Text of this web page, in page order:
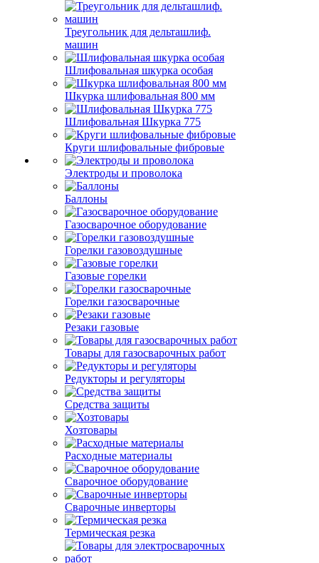
Треугольник для дельташлиф.
машин
Шлифовальная шкурка особая
Шкурка шлифовальная 800 мм
Шлифовальная Шкурка 775
Круги шлифовальные фибровые
Электроды и проволока
Баллоны
Газосварочное оборудование
Горелки газовоздушные
Газовые горелки
Горелки газосварочные
Резаки газовые
Товары для газосварочных работ
Редукторы и регуляторы
Средства защиты
Хозтовары
Расходные материалы
Сварочное оборудование
Сварочные инверторы
Термическая резка